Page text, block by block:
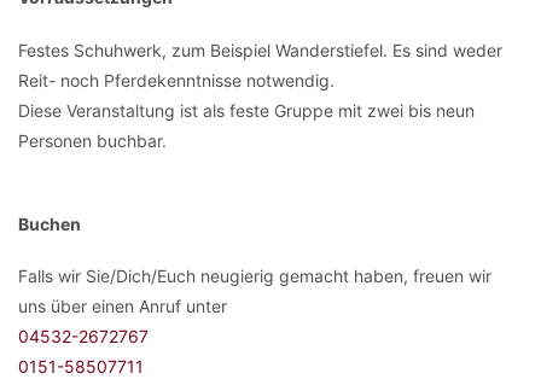
Festes Schuhwerk, zum Beispiel Wanderstiefel. Es sind weder
Reit- noch Pferdekenntnisse notwendig.
Diese Veranstaltung ist als feste Gruppe mit zwei bis neun
Personen buchbar.
Buchen
Falls wir Sie/Dich/Euch neugierig gemacht haben, freuen wir
uns über einen Anruf unter
04532-2672767
0151-58507711